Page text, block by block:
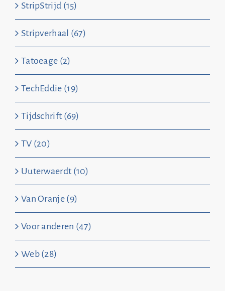
StripStrijd (15)
Stripverhaal (67)
Tatoeage (2)
TechEddie (19)
Tijdschrift (69)
TV (20)
Uuterwaerdt (10)
Van Oranje (9)
Voor anderen (47)
Web (28)